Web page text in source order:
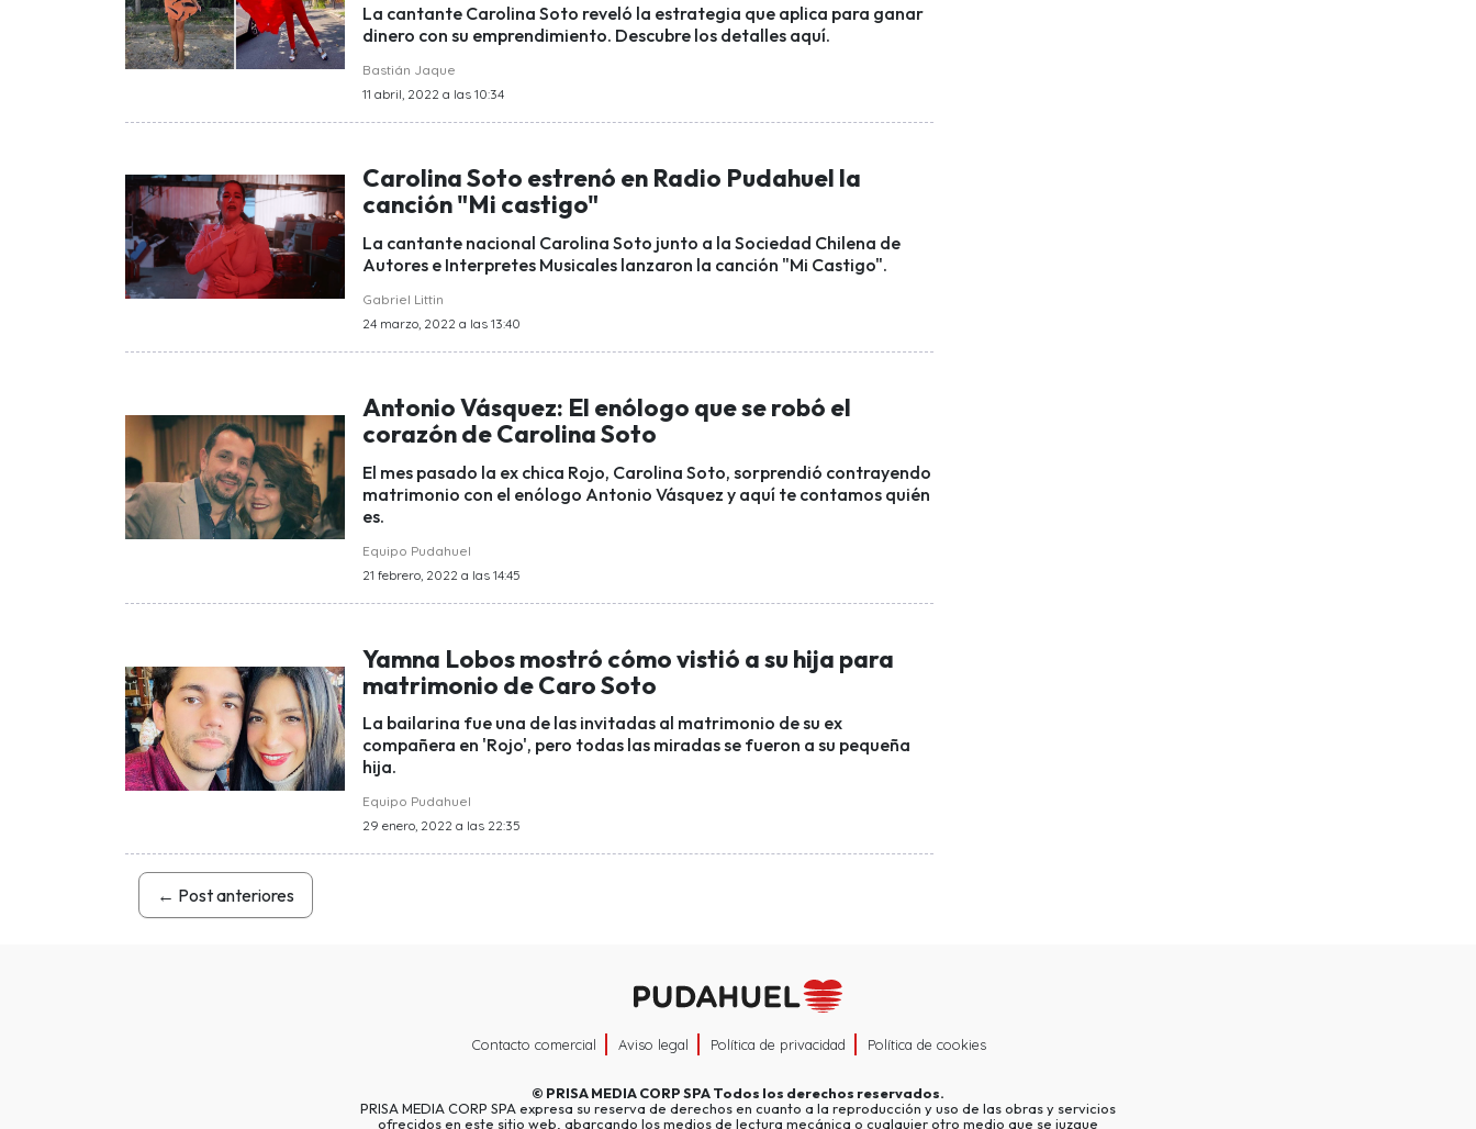
La cantante Carolina Soto reveló la estrategia que aplica para ganar
dinero con su emprendimiento. Descubre los detalles aquí.
Bastián Jaque
11 abril, 2022 a las 10:34
Carolina Soto estrenó en Radio Pudahuel la
canción "Mi castigo"
La cantante nacional Carolina Soto junto a la Sociedad Chilena de
Autores e Interpretes Musicales lanzaron la canción "Mi Castigo".
Gabriel Littin
24 marzo, 2022 a las 13:40
Antonio Vásquez: El enólogo que se robó el
corazón de Carolina Soto
El mes pasado la ex chica Rojo, Carolina Soto, sorprendió contrayendo
matrimonio con el enólogo Antonio Vásquez y aquí te contamos quién
es.
Equipo Pudahuel
21 febrero, 2022 a las 14:45
Yamna Lobos mostró cómo vistió a su hija para
matrimonio de Caro Soto
La bailarina fue una de las invitadas al matrimonio de su ex
compañera en 'Rojo', pero todas las miradas se fueron a su pequeña
hija.
Equipo Pudahuel
29 enero, 2022 a las 22:35
← Post anteriores
Contacto comercial Aviso legal Política de privacidad Política de cookies
© PRISA MEDIA CORP SPATodos los derechos reservados.
PRISA MEDIA CORP SPA expresa su reserva de derechos en cuanto a la reproducción y uso de las obras y servicios
ofrecidos en este sitio web, abarcando los medios de lectura mecánica o cualquier otro medio que se juzgue